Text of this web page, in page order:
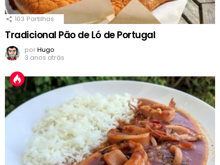
103 Partilhas
Tradicional Pão de Ló de Portugal
porHugo
3 anos atrás